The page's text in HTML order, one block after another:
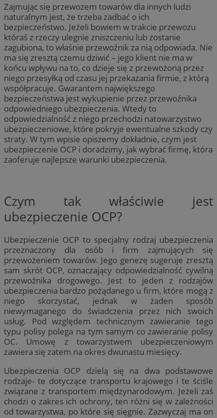
Zajmując się przewozem towarów dla innych ludzi
naturalnym jest, że trzeba zadbać o ich
bezpieczeństwo. Jeżeli bowiem w trakcie przewozu
któraś z rzeczy ulegnie zniszczeniu lub zostanie
zagubiona, to właśnie przewoźnik za nią odpowiada. Nie
ma się zresztą czemu dziwić – jego klient nie ma w
końcu wpływu na to, co dzieje się z przewożoną przez
niego przesyłką od czasu jej przekazania firmie, z którą
współpracuje. Gwarantem największego
bezpieczeństwa jest wykupienie przez przewoźnika
odpowiedniego ubezpieczenia. Wtedy to
odpowiedzialność z niego przechodzi natowarzystwo
ubezpieczeniowe, które pokryje ewentualne szkody czy
straty. W tym wpisie opiszemy dokładnie, czym jest
ubezpieczenie OCP i doradzimy, jak wybrać firmę, która
zaoferuje najlepsze warunki ubezpieczenia.
Czym tak właściwie jest
ubezpieczenie OCP?
Ubezpieczenie OCP to specjalny rodzaj ubezpieczenia
przeznaczony dla osób i firm zajmujących się
przewożeniem towarów. Jego genezę sugeruje zresztą
sam skrót OCP, oznaczający odpowiedzialność cywilną
przewoźnika drogowego. Jest to jeden z rodzajów
ubezpieczenia bardzo pożądanego u firm, które mogą z
niego skorzystać, jednak w żaden sposób
niewymaganego do świadczenia przez nich swoich
usług. Pod względem technicznym zawieranie tego
typu polisy polega na tym samym co zawieranie polisy
OC. Umowę z towarzystwem ubezpieczeniowym
zawiera się zatem na okres dwunastu miesięcy.
Ubezpieczenia OCP dzielą się na dwa podstawowe
rodzaje- te dotyczące transportu krajowego i te ściśle
związane z transportem międzynarodowym. Jeżeli zaś
chodzi o zakres ich ochrony, ten różni się w zależności
od towarzystwa, po które się sięgnie. Zazwyczaj ma on
sa-user-id-v3
.bidswitch.net
ustat_exc8mad1xduy0j7u0zfaiwzsrzvkyr .ustat.info
__eoi .m-ce.pl
Nazwa Provider /Domena
TDID
The Trade Desk Inc.
.adsrvr.org
1 rok
tt_viewer
Teads B.V.
.teads.tv
11 miesięcy
tygodnie
ssh
Media Force Ltd
.mfadsrvr.com
1 rok
DSID
Google LLC
.doubleclick.net
59 minut 53
sekundy
.quantserve.com
google_push .bidswitch.net
4 minuty 57
sekund
Ten plik
do
openstat_gid
.openstat.eu
WMF-Uniq
ustat_Xer121962iwtnwlsr2e182k4dghtw2
.ustat.info
openstat_cwX7xx1t0yc1c55te79fvs0Xivmbdc
.openstat.eu
ADK_EX_11
.adkernel.com
__mguid_
.admaster.cc
__Secure-YNID .youtube.com
__mguid_
.mediago.io
openstat_rwj63gnvkvuh0j6uty938hedXs0jcf
.openstat.eu
x
.advolve.io